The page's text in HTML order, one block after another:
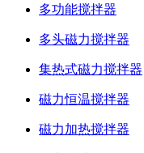
多功能搅拌器
多头磁力搅拌器
集热式磁力搅拌器
磁力恒温搅拌器
磁力加热搅拌器